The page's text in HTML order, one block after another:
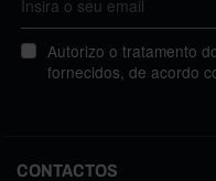
Autorizo o tratamento
fornecidos, de acordo
CONTACTOS